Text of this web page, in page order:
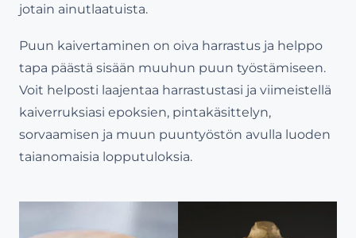
jotain ainutlaatuista.
Puun kaivertaminen on oiva harrastus ja helppo
tapa päästä sisään muuhun puun työstämiseen.
Voit helposti laajentaa harrastustasi ja viimeistellä
kaiverruksiasi epoksien, pintakäsittelyn,
sorvaamisen ja muun puuntyöstön avulla luoden
taianomaisia lopputuloksia.